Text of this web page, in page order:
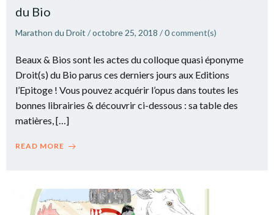
du Bio
Marathon du Droit /octobre 25, 2018 /0comment(s)
Beaux & Bios sont les actes du colloque quasi éponyme
Droit(s) du Bio parus ces derniers jours aux Editions
l’Epitoge ! Vous pouvez acquérir l’opus dans toutes les
bonnes librairies & découvrir ci-dessous : sa table des
matières, […]
READ MORE